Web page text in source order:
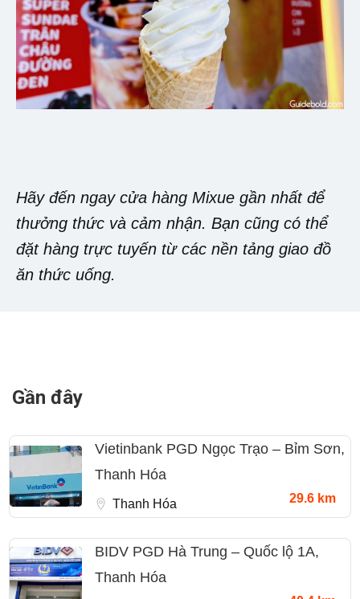
Hãy đến ngay cửa hàng Mixue gần nhất để
thưởng thức và cảm nhận. Bạn cũng có thể
đặt hàng trực tuyến từ các nền tảng giao đồ
ăn thức uống.
Gần đây
Vietinbank PGD Ngọc Trạo – Bỉm Sơn,
Thanh Hóa
Thanh Hóa 29.6 km
BIDV PGD Hà Trung – Quốc lộ 1A,
Thanh Hóa